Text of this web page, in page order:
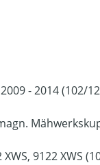
- 2014 (102/
9122 XWS